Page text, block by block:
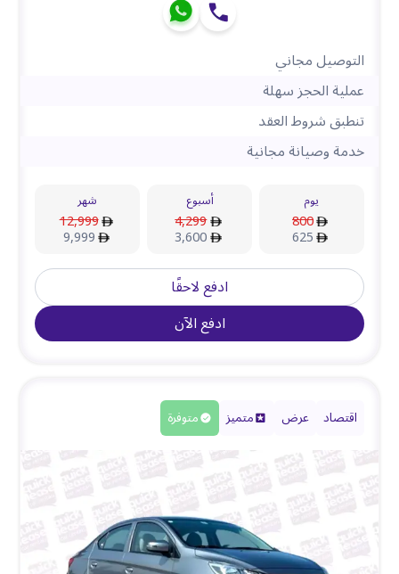
التوصيل مجاني
عملية الحجز سهلة
تنطبق شروط العقد
خدمة وصيانة مجانية
يوم
800
625
أسبوع
4,299
3,600
شهر
12,999
9,999
ادفع لاحقًا
ادفع الآن
اقتصاد عرض متميز متوفرة